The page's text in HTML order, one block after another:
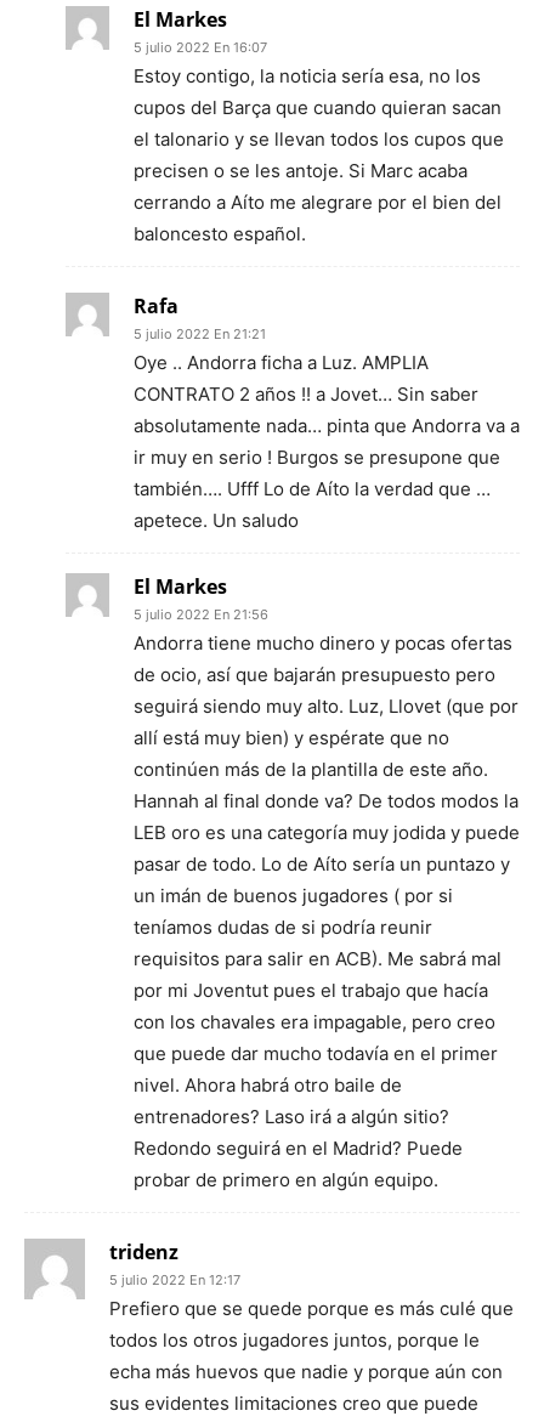
El Markes
5 julio 2022 En 16:07
Estoy contigo, la noticia sería esa, no los
cupos del Barça que cuando quieran sacan
el talonario y se llevan todos los cupos que
precisen o se les antoje. Si Marc acaba
cerrando a Aíto me alegrare por el bien del
baloncesto español.
Rafa
5 julio 2022 En 21:21
Oye .. Andorra ficha a Luz. AMPLIA
CONTRATO 2 años !! a Jovet… Sin saber
absolutamente nada… pinta que Andorra va a
ir muy en serio ! Burgos se presupone que
también…. Ufff Lo de Aíto la verdad que …
apetece. Un saludo
El Markes
5 julio 2022 En 21:56
Andorra tiene mucho dinero y pocas ofertas
de ocio, así que bajarán presupuesto pero
seguirá siendo muy alto. Luz, Llovet (que por
allí está muy bien) y espérate que no
continúen más de la plantilla de este año.
Hannah al final donde va? De todos modos la
LEB oro es una categoría muy jodida y puede
pasar de todo. Lo de Aíto sería un puntazo y
un imán de buenos jugadores ( por si
teníamos dudas de si podría reunir
requisitos para salir en ACB). Me sabrá mal
por mi Joventut pues el trabajo que hacía
con los chavales era impagable, pero creo
que puede dar mucho todavía en el primer
nivel. Ahora habrá otro baile de
entrenadores? Laso irá a algún sitio?
Redondo seguirá en el Madrid? Puede
probar de primero en algún equipo.
tridenz
5 julio 2022 En 12:17
Prefiero que se quede porque es más culé que
todos los otros jugadores juntos, porque le
echa más huevos que nadie y porque aún con
sus evidentes limitaciones creo que puede